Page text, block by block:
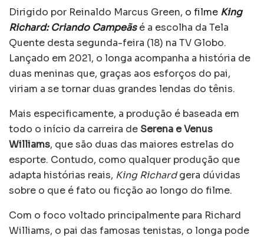
Dirigido por Reinaldo Marcus Green, o filme King
Richard: Criando Campeãsé a escolha da Tela
Quente desta segunda-feira (18) na TV Globo.
Lançado em 2021, o longa acompanha a história de
duas meninas que, graças aos esforços do pai,
viriam a se tornar duas grandes lendas do tênis.
Mais especificamente, a produção é baseada em
todo o início da carreira de Serena e Venus
Williams, que são duas das maiores estrelas do
esporte. Contudo, como qualquer produção que
adapta histórias reais, King Richardgera dúvidas
sobre o que é fato ou ficção ao longo do filme.
Com o foco voltado principalmente para Richard
Williams, o pai das famosas tenistas, o longa pode